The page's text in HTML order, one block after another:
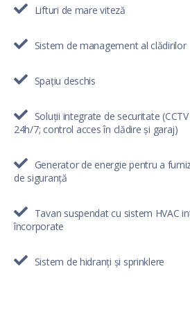
Lifturi de mare viteză
Sistem de management al clădirilor
Spațiu deschis
Soluții integrate de securitate
24h/7; control acces în clădire și garaj)
Generator de energie pentru a
de siguranță
Tavan suspendat cu sistem HVAC
încorporate
Sistem de hidranți și sprinklere